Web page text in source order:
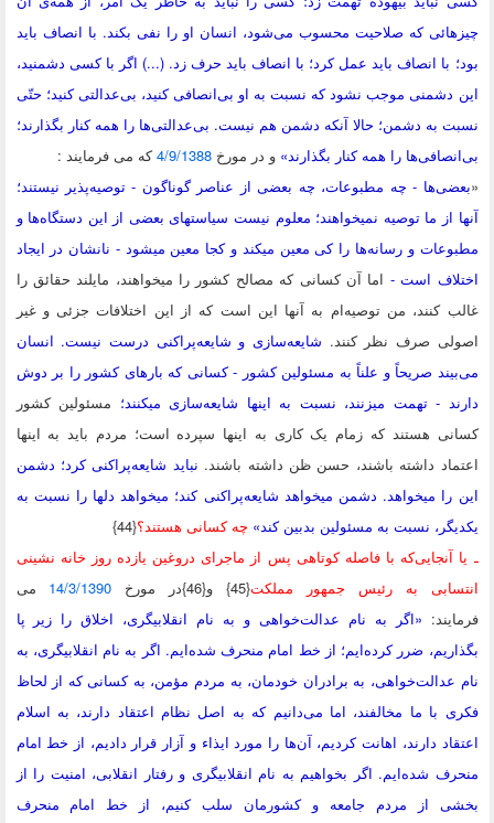
که صلاحیت محسوب می‌شود، انسان او را نفی بکند. با انصاف باید
با انصاف باید عمل کرد؛ با انصاف باید حرف زد. (...) اگر با کسی دشمنید،
دشمنی موجب نشود که نسبت به او بی‌انصافی کنید، بی‌عدالتی کنید؛ حتّی
به دشمن؛ حالا آنکه دشمن هم نیست. بی‌عدالتی‌ها را همه کنار بگذارند؛
را همه کنار بگذارند»و در مورخ 4/9/1388که می فرمایند :
- چه مطبوعات، چه بعضی از عناصر گوناگون - توصیه‌پذیر نیستند؛
از ما توصیه نمیخواهند؛ معلوم نیست سیاستهای بعضی از این دستگاه‌ها و
و رسانه‌ها را کی معین میکند و کجا معین میشود - نانشان در ایجاد
است -اما آن کسانی که مصالح کشور را میخواهند، مایلند حقائق را
کنند، من توصیه‌ام به آنها این است که از این اختلافات جزئی و غیر
صرف نظر کنند. شایعه‌سازی و شایعه‌پراکنی درست نیست. انسان
صریحاً و علناً به مسئولین کشور - کسانی که بارهای کشور را بر دوش
- تهمت میزنند، نسبت به اینها شایعه‌سازی میکنند؛مسئولین کشور
هستند که زمام یک کاری به اینها سپرده است؛ مردم باید به اینها
داشته باشند، حسن ظن داشته باشند.نباید شایعه‌پراکنی کرد؛ دشمن
را میخواهد. دشمن میخواهد شایعه‌پراکنی کند؛ میخواهد دلها را نسبت به
نسبت به مسئولین بدبین کند»چه کسانی هستند؟{44}
آنجایی‌که با فاصله کوتاهی پس ازماجرای دروغین یازده روز خانه نشینی
به رئیس جمهورمملکت{45} و{46}در مورخ 14/3/1390می
«اگر به نام عدالت‌خواهی و به نام انقلابیگری، اخلاق را زیر پا
ضرر کرده‌ایم؛ از خط امام منحرف شده‌ایم. اگر به نام انقلابیگری، به
عدالت‌خواهی، به برادران خودمان، به مردم مؤمن، به کسانی که از لحاظ
با ما مخالفند، اما می‌دانیم که به اصل نظام اعتقاد دارند، به اسلام
دارند، اهانت کردیم، آن‌ها را مورد ایذاء و آزار قرار دادیم، از خط امام
شده‌ایم. اگر بخواهیم به نام انقلابیگری و رفتار انقلابی، امنیت را از
از مردم جامعه و کشورمان سلب کنیم، از خط امام منحرف